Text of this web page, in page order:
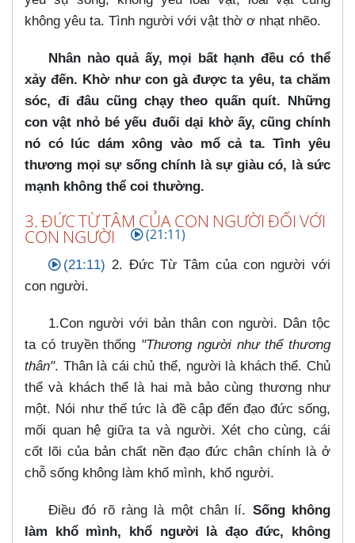
không yêu ta. Tình người với vật thờ ơ nhạt nhẽo.
Nhân nào quả ấy, mọi bất hạnh đều có thể
xảy đến. Khờ như con gà được ta yêu, ta chăm
sóc, đi đâu cũng chạy theo quấn quít. Những
con vật nhỏ bé yếu đuối dại khờ ấy, cũng chính
nó có lúc dám xông vào mổ cả ta. Tình yêu
thương mọi sự sống chính là sự giàu có, là sức
mạnh không thể coi thường.
3. ĐỨC TỪ TÂM CỦA CON NGƯỜI ĐỐI VỚI
CON NGƯỜI (21:11)
(21:11) 2. Đức Từ Tâm của con người với
con người.
1.Con người với bản thân con người. Dân tộc
ta có truyền thống "Thương người như thể thương
thân". Thân là cái chủ thể, người là khách thể. Chủ
thể và khách thể là hai mà bảo cùng thương như
một. Nói như thế tức là đề cập đến đạo đức sống,
mối quan hệ giữa ta và người. Xét cho cùng, cái
cốt lõi của bản chất nền đạo đức chân chính là ở
chỗ sống không làm khổ mình, khổ người.
Điều đó rõ ràng là một chân lí. Sống không
làm khổ mình, khổ người là đạo đức, không